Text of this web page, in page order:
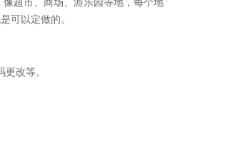
超市、商场、游乐园等地，每个地
可以定做的。
改等。